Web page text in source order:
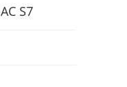
S7